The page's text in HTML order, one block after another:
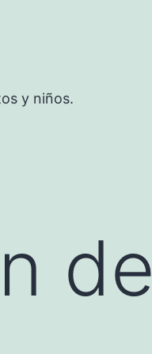
y niños.
de